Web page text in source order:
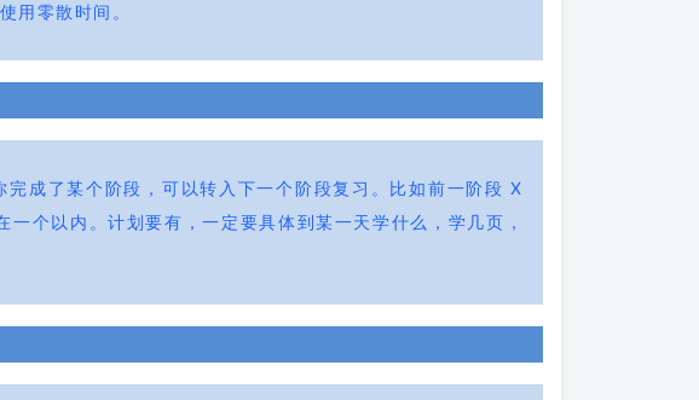
用零散时间。
成了某个阶段，可以转入下一个阶段复习。比如前一阶段 X
个以内。计划要有，一定要具体到某一天学什么，学几页，